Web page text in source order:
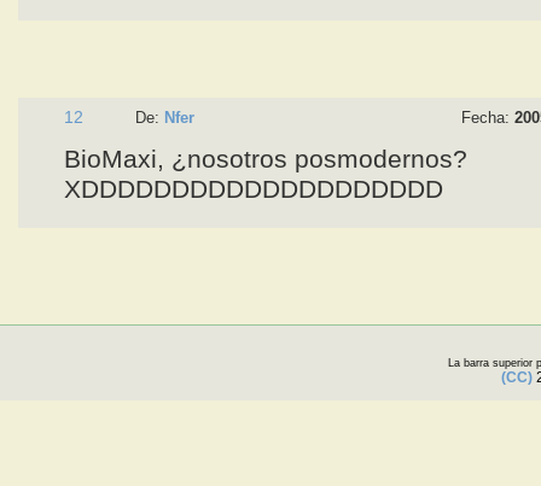
12 De: Nfer Fecha:
BioMaxi, ¿nosotros posmodernos?
XDDDDDDDDDDDDDDDDDDDD
La barra superior
(CC)